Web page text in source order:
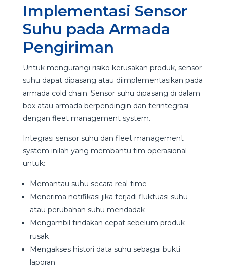
Implementasi Sensor
Suhu pada Armada
Pengiriman
Untuk mengurangi risiko kerusakan produk, sensor
suhu dapat dipasang atau diimplementasikan pada
armada cold chain. Sensor suhu dipasang di dalam
box atau armada berpendingin dan terintegrasi
dengan fleet management system.
Integrasi sensor suhu dan fleet management
system inilah yang membantu tim operasional
untuk:
Memantau suhu secara real-time
Menerima notifikasi jika terjadi fluktuasi suhu
atau perubahan suhu mendadak
Mengambil tindakan cepat sebelum produk
rusak
Mengakses histori data suhu sebagai bukti
laporan